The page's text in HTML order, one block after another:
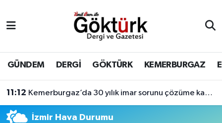
GÜNDEM DERGİ GÖKTÜRK KEMERBURGAZ
11:12 Kemerburgaz’da 30 yılık imar sorunu çözüme kavuşuyor
İzmir Hava Durumu
BİLİM
DERGİ
DÜNYA
Eyüpsultan Hava Durumu
Eyüpsultan Trafik Yoğunluk Haritası
Süper Lig Puan Durumu ve Fikstür
Tüm Manşetler